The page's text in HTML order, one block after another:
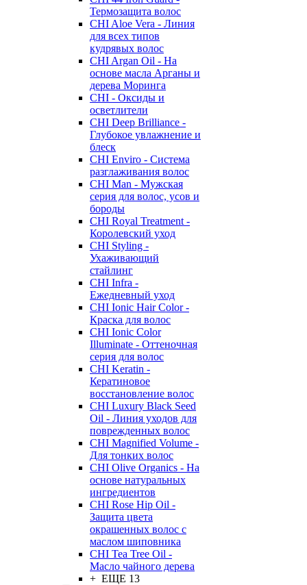
Термозащита волос
CHI Aloe Vera - Линия
для всех типов
кудрявых волос
CHI Argan Oil - На
основе масла Арганы и
дерева Моринга
CHI - Оксиды и
осветлители
CHI Deep Brilliance -
Глубокое увлажнение и
блеск
CHI Enviro - Система
разглаживания волос
CHI Man - Мужская
серия для волос, усов и
бороды
CHI Royal Treatment -
Королевский уход
CHI Styling -
Ухаживающий
стайлинг
CHI Infra -
Ежедневный уход
CHI Ionic Hair Color -
Краска для волос
CHI Ionic Color
Illuminate - Оттеночная
серия для волос
CHI Keratin -
Кератиновое
восстановление волос
CHI Luxury Black Seed
Oil - Линия уходов для
поврежденных волос
CHI Magnified Volume -
Для тонких волос
CHI Olive Organics - На
основе натуральных
ингредиентов
CHI Rose Hip Oil -
Защита цвета
окрашенных волос с
маслом шиповника
CHI Tea Tree Oil -
Масло чайного дерева
+ ЕЩЕ 13